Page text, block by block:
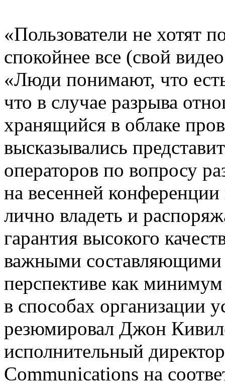
«Пользователи не хотят
спокойнее все (свой
«Люди понимают, что
что в случае разрыва
хранящийся в облаке
высказывались
операторов по вопросу
на весенней
лично владеть и
гарантия высокого
важными составляющими
перспективе как
в способах организации
резюмировал Джон
исполнительный
Communications на